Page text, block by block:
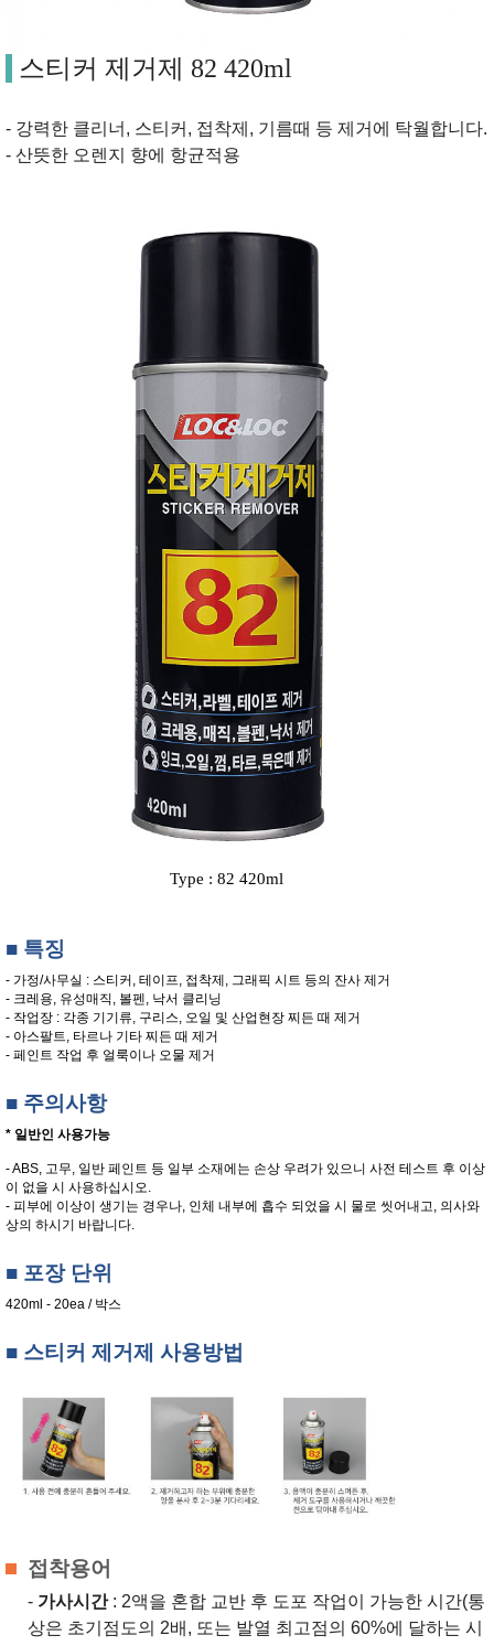
스티커 제거제 82 420ml
- 강력한 클리너, 스티커, 접착제, 기름때 등 제거에 탁월합니다.
- 산뜻한 오렌지 향에 항균적용
Type : 82 420ml
■ 특징
- 가정/사무실 : 스티커, 테이프, 접착제, 그래픽 시트 등의 잔사 제거
- 크레용, 유성매직, 볼펜, 낙서 클리닝
- 작업장 : 각종 기기류, 구리스, 오일 및 산업현장 찌든 때 제거
- 아스팔트, 타르나 기타 찌든 때 제거
- 페인트 작업 후 얼룩이나 오물 제거
■ 주의사항
* 일반인 사용가능
- ABS, 고무, 일반 페인트 등 일부 소재에는 손상 우려가 있으니 사전 테스트 후 이상
이 없을 시 사용하십시오.
- 피부에 이상이 생기는 경우나, 인체 내부에 흡수 되었을 시 물로 씻어내고, 의사와
상의 하시기 바랍니다.
■ 포장 단위
420ml - 20ea / 박스
■ 스티커 제거제 사용방법
접착용어
- 가사시간: 2액을 혼합 교반 후 도포 작업이 가능한 시간(통
상은 초기점도의 2배, 또는 발열 최고점의 60%에 달하는 시